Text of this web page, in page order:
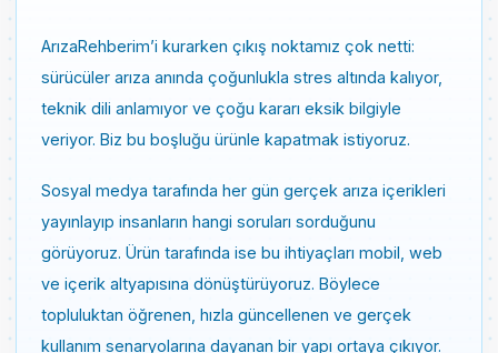
ArızaRehberim’i kurarken çıkış noktamız çok netti:
sürücüler arıza anında çoğunlukla stres altında kalıyor,
teknik dili anlamıyor ve çoğu kararı eksik bilgiyle
veriyor. Biz bu boşluğu ürünle kapatmak istiyoruz.
Sosyal medya tarafında her gün gerçek arıza içerikleri
yayınlayıp insanların hangi soruları sorduğunu
görüyoruz. Ürün tarafında ise bu ihtiyaçları mobil, web
ve içerik altyapısına dönüştürüyoruz. Böylece
topluluktan öğrenen, hızla güncellenen ve gerçek
kullanım senaryolarına dayanan bir yapı ortaya çıkıyor.